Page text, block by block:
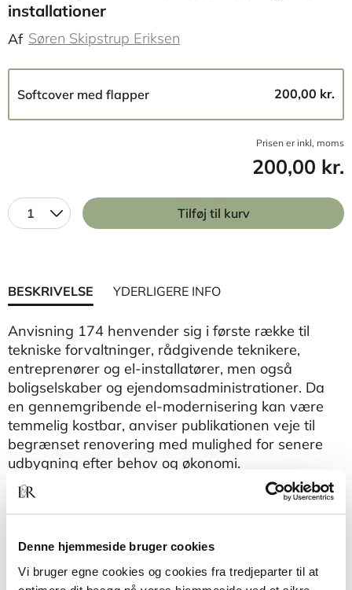
Denne hjemmeside bruger cookies
Vi bruger egne cookies og cookies fra tredjeparter til at
installationer
Af Søren Skipstrup Eriksen
Softcover med flapper 200,00 kr.
Prisen er inkl, moms
200,00 kr.
1 Tilføj til kurv
BESKRIVELSE YDERLIGERE INFO
Anvisning 174 henvender sig i første række til
tekniske forvaltninger, rådgivende teknikere,
entreprenører og el-installatører, men også
boligselskaber og ejendomsadministrationer. Da
en gennemgribende el-modernisering kan være
temmelig kostbar, anviser publikationen veje til
begrænset renovering med mulighed for senere
udbygning efter behov og økonomi.
Anvisningen går ikke i detaljer, men angiver nogle
praktiske retningslinier, suppleret med et eksempel
etageejendom.